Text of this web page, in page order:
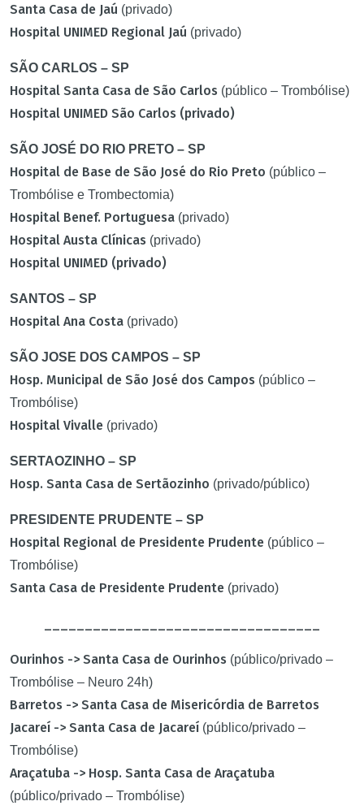
Santa Casa de Jaú (privado)
Hospital UNIMED Regional Jaú (privado)
SÃO CARLOS – SP
Hospital Santa Casa de São Carlos (público – Trombólise)
Hospital UNIMED São Carlos (privado)
SÃO JOSÉ DO RIO PRETO – SP
Hospital de Base de São José do Rio Preto (público –
Trombólise e Trombectomia)
Hospital Benef. Portuguesa (privado)
Hospital Austa Clínicas (privado)
Hospital UNIMED (privado)
SANTOS – SP
Hospital Ana Costa (privado)
SÃO JOSE DOS CAMPOS – SP
Hosp. Municipal de São José dos Campos (público –
Trombólise)
Hospital Vivalle (privado)
SERTAOZINHO – SP
Hosp. Santa Casa de Sertãozinho (privado/público)
PRESIDENTE PRUDENTE – SP
Hospital Regional de Presidente Prudente (público –
Trombólise)
Santa Casa de Presidente Prudente (privado)
Ourinhos -> Santa Casa de Ourinhos (público/privado –
Trombólise – Neuro 24h)
Barretos -> Santa Casa de Misericórdia de Barretos
Jacareí -> Santa Casa de Jacareí (público/privado –
Trombólise)
Araçatuba -> Hosp. Santa Casa de Araçatuba
(público/privado – Trombólise)